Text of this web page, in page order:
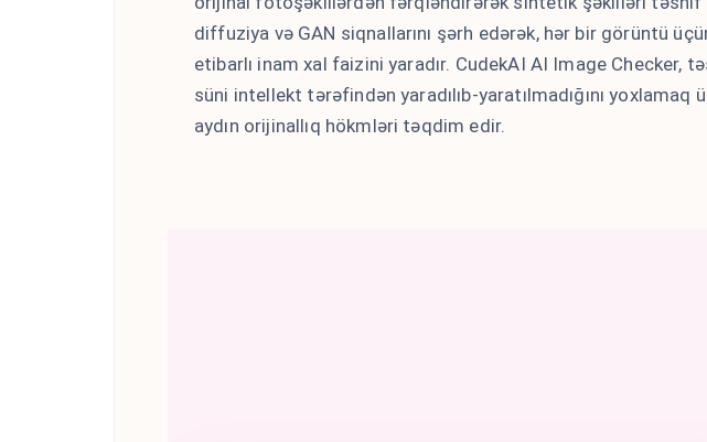
diffuziya və GAN siqnallarını şərh edərək, hər bir görüntü
etibarlı inam xal faizini yaradır. CudekAI AI Image Checker,
süni intellekt tərəfindən yaradılıb-yaratılmadığını yoxlamaq
aydın orijinallıq hökmləri təqdim edir.